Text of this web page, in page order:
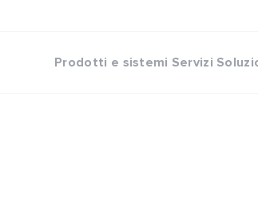
Prodotti e sistemi Servizi